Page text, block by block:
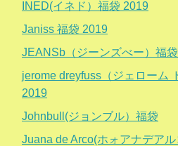
INED(イネド）福袋 2019
Janiss 福袋 2019
JEANSb（ジーンズべー）福袋
jerome dreyfuss（ジェローム
2019
Johnbull(ジョンブル）福袋
Juana de Arco(ホォアナデア